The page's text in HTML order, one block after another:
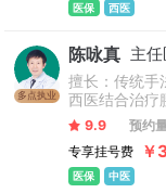
医保 西医
多点执业
陈咏真 主
擅长：传统手
西医结合治疗
经验。
9.9 预约
专享挂号费
￥
医保 中医